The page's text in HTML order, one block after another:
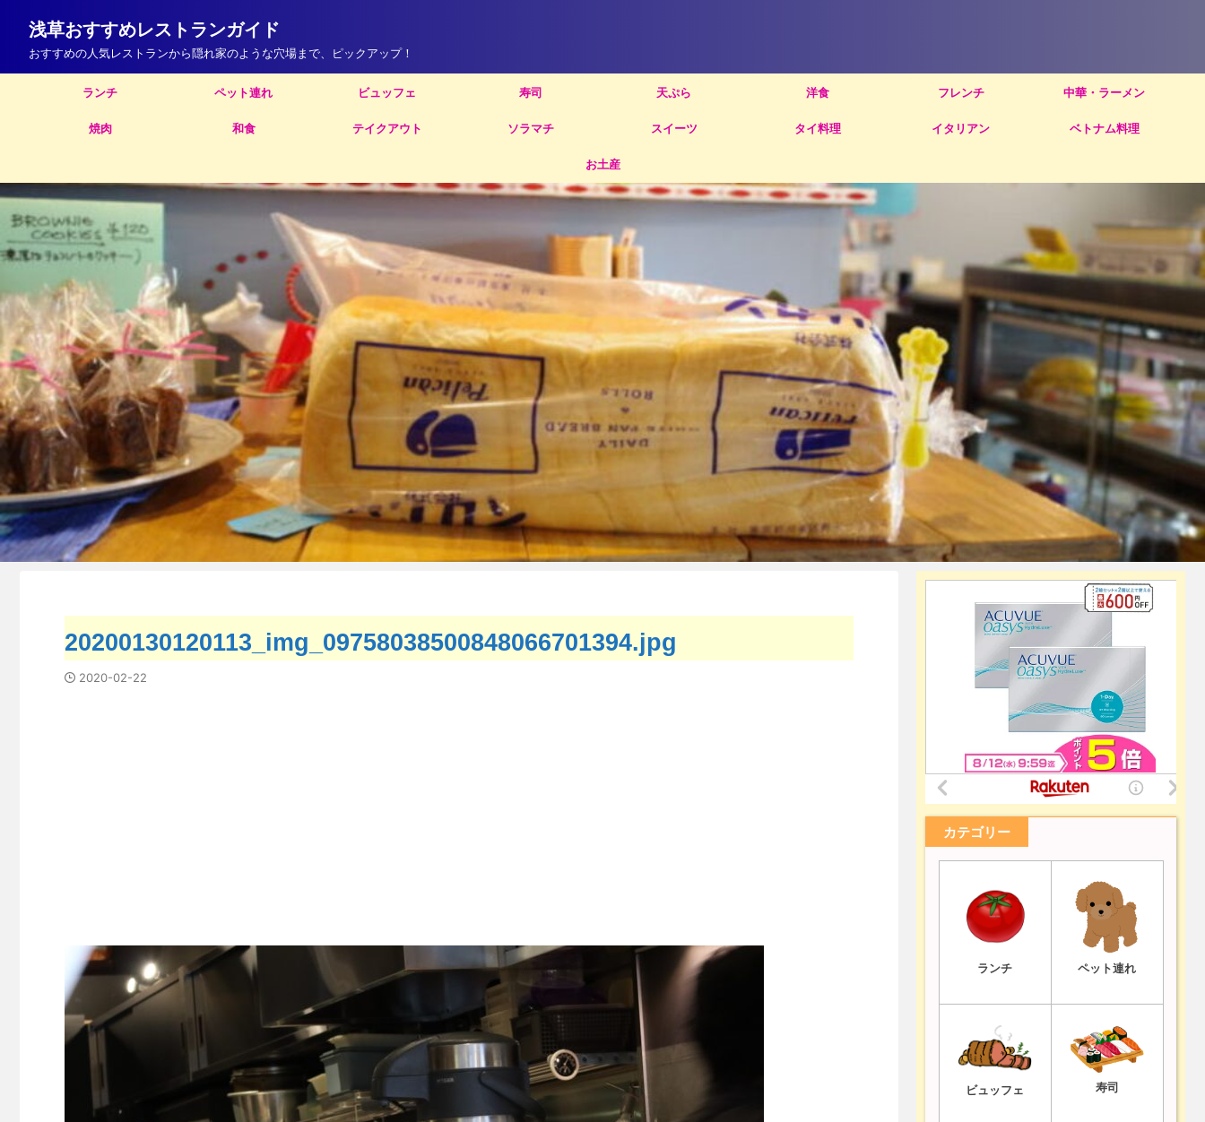
浅草おすすめレストランガイド
おすすめの人気レストランから隠れ家のような穴場まで、ピックアップ！
ランチ ペット連れ ビュッフェ 寿司 天ぷら 洋食 フレンチ 中華・ラーメン
焼肉 和食 テイクアウト ソラマチ スイーツ タイ料理 イタリアン ベトナム料理
お土産
20200130120113_img_09758038500848066701394.jpg
2020-02-22
カテゴリー
ランチ ペット連れ
ビュッフェ 寿司